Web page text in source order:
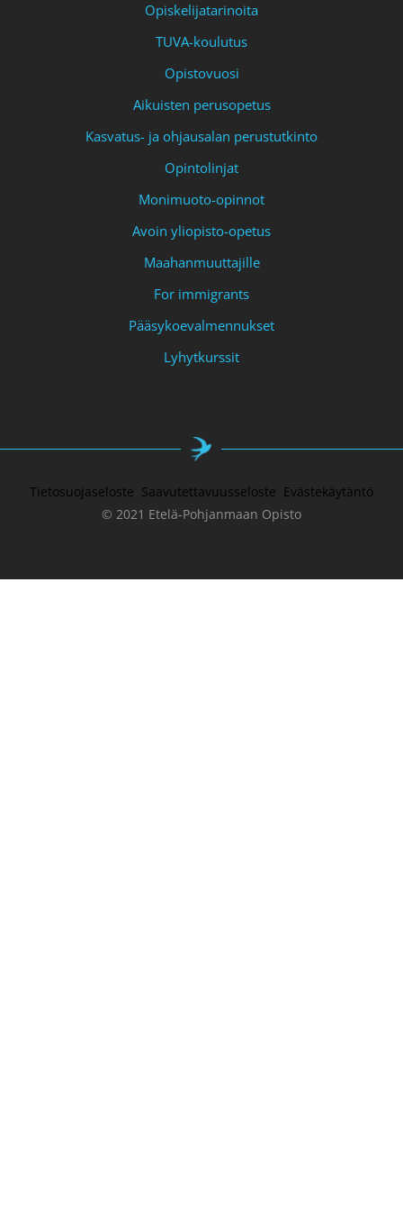
Opiskelijatarinoita
TUVA-koulutus
Opistovuosi
Aikuisten perusopetus
Kasvatus- ja ohjausalan perustutkinto
Opintolinjat
Monimuoto-opinnot
Avoin yliopisto-opetus
Maahanmuuttajille
For immigrants
Pääsykoevalmennukset
Lyhytkurssit
Tietosuojaseloste Saavutettavuusseloste Evästekäytäntö
© 2021 Etelä-Pohjanmaan Opisto